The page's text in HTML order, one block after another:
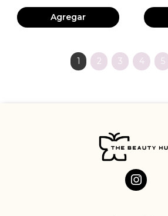
Agregar
1 2 3 4 5